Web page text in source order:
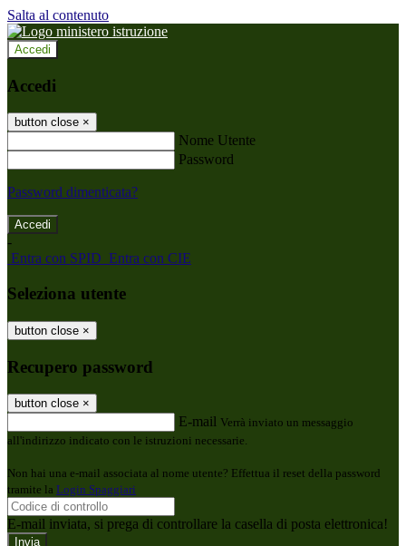
Salta al contenuto
Accedi
Accedi
button close ×
Nome Utente
Password
Password dimenticata?
-
Entra con SPID Entra con CIE
Seleziona utente
button close ×
Recupero password
button close ×
E-mail Verrà inviato un messaggio
all'indirizzo indicato con le istruzioni necessarie.
Non hai una e-mail associata al nome utente? Effettua il reset della password
tramite la Login Spaggiari
E-mail inviata, si prega di controllare la casella di posta elettronica!